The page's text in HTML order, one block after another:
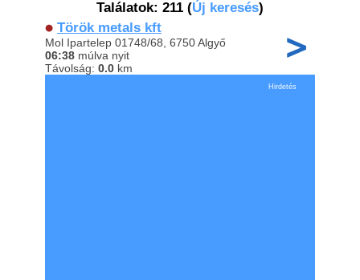
Találatok: 211 (Új keresés)
Török metals kft
Mol Ipartelep 01748/68, 6750 Algyő
06:38 múlva nyit
Távolság: 0.0 km
Hirdetés